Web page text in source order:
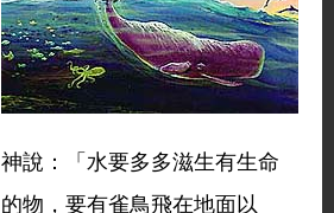
神說：「水要多多滋生有生命
的物，要有雀鳥飛在地面以